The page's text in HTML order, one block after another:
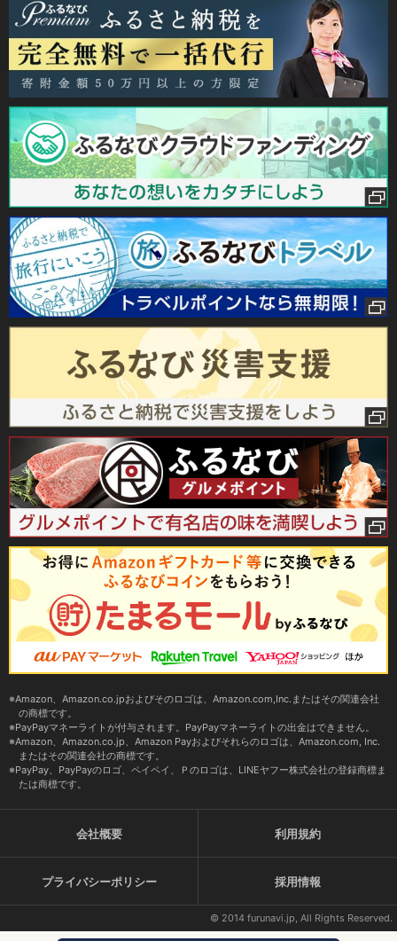
Amazon、Amazon.co.jpおよびそのロゴは、Amazon.com,Inc.またはその関連会社
の商標です。
PayPayマネーライトが付与されます。PayPayマネーライトの出金はできません。
Amazon、Amazon.co.jp、Amazon Payおよびそれらのロゴは、Amazon.com, Inc.
またはその関連会社の商標です。
PayPay、PayPayのロゴ、ペイペイ、Ｐのロゴは、LINEヤフー株式会社の登録商標ま
たは商標です。
会社概要 利用規約
プライバシーポリシー 採用情報
© 2014 furunavi.jp, All Rights Reserved.